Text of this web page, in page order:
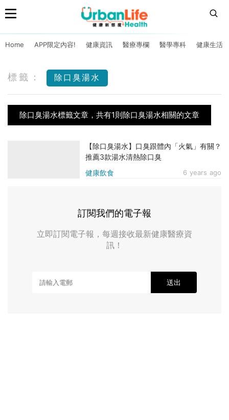
Home APP限定內容! 健康資訊 醫療專欄 醫學專科 健康生活
標籤： 除口臭湯水
除口臭湯水標籤文章，共有1則除口臭湯水相關的文章
健康飲食 6 years ago
【除口臭湯水】口臭跟體內「火氣」有關？
推薦3款湯水清熱除口臭
訂閱我們的電子報
立即訂閱電子報，每週接收最新健康醫療資
訊！
送出